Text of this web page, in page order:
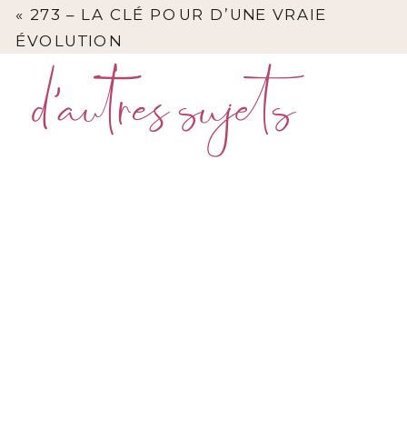
« 273 – LA CLÉ POUR D’UNE VRAIE
ÉVOLUTION
d'autres sujets